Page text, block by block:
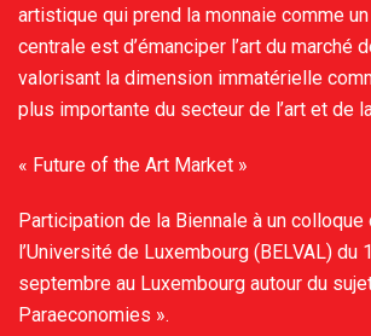
artistique qui prend la monnaie comme un
centrale est d’émanciper l’art du marché
valorisant la dimension immatérielle
plus importante du secteur de l’art et de
« Future of the Art Market »
Participation de la Biennale à un colloque
l’Université de Luxembourg (BELVAL) du
septembre au Luxembourg autour du
Paraeconomies ».